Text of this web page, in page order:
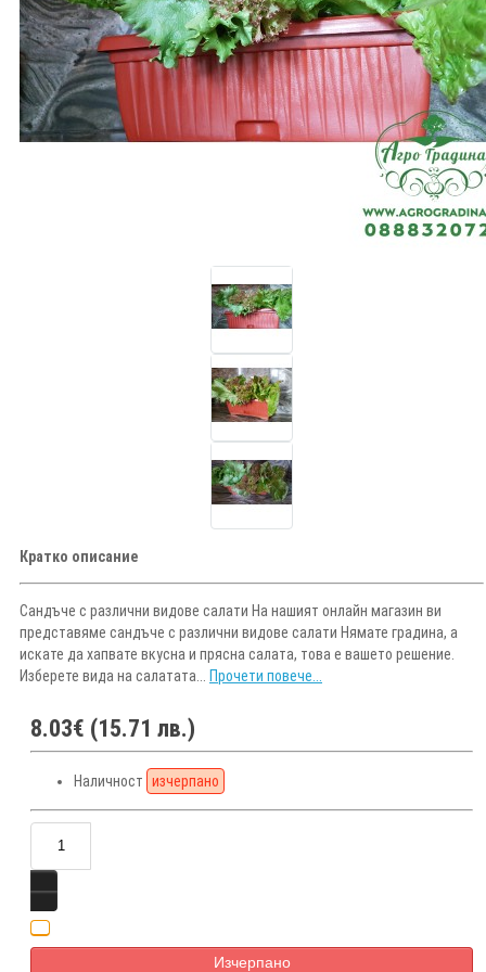
Кратко описание
Сандъче с различни видове салати На нашият онлайн магазин ви
представяме сандъче с различни видове салати Нямате градина, а
искате да хапвате вкусна и прясна салата, това е вашето решение.
Изберете вида на салатата... Прочети повече...
8.03€ (15.71 лв.)
Наличност изчерпано
Изчерпано